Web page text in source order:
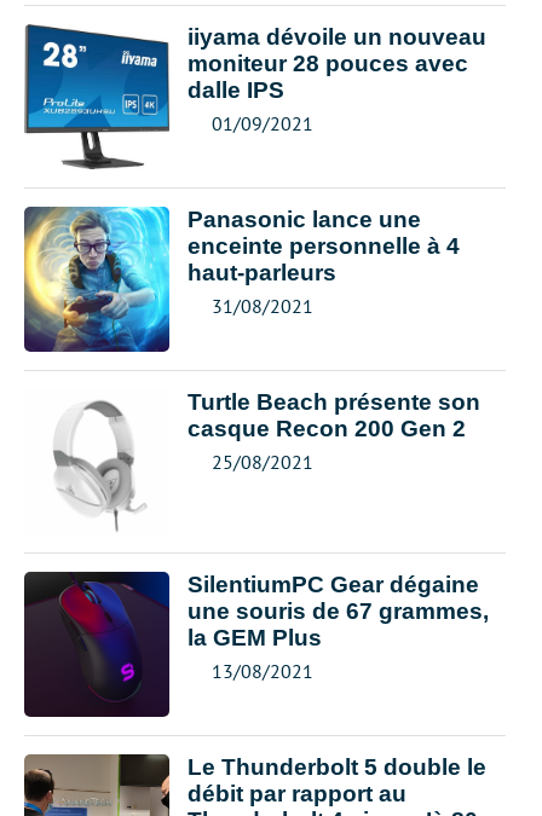
iiyama dévoile un nouveau
moniteur 28 pouces avec
dalle IPS
01/09/2021
Panasonic lance une
enceinte personnelle à 4
haut-parleurs
31/08/2021
Turtle Beach présente son
casque Recon 200 Gen 2
25/08/2021
SilentiumPC Gear dégaine
une souris de 67 grammes,
la GEM Plus
13/08/2021
Le Thunderbolt 5 double le
débit par rapport au